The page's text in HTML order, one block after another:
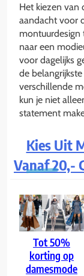
Het kiezen van
aandacht voor
montuurdesign
naar een
voor dagelijks
de
verschillende
kun je niet
statement
Kies Uit
Vanaf 20,-
Tot 50%
korting op
damesmode